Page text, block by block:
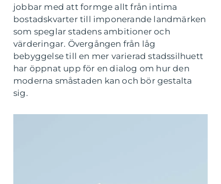
jobbar med att formge allt från intima
bostadskvarter till imponerande landmärken
som speglar stadens ambitioner och
värderingar. Övergången från låg
bebyggelse till en mer varierad stadssilhuett
har öppnat upp för en dialog om hur den
moderna småstaden kan och bör gestalta
sig.